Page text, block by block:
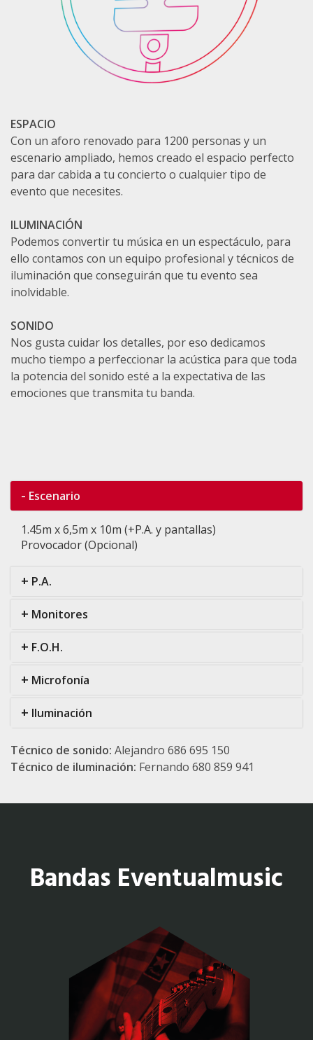
ESPACIO
Con un aforo renovado para 1200 personas y un
escenario ampliado, hemos creado el espacio perfecto
para dar cabida a tu concierto o cualquier tipo de
evento que necesites.
ILUMINACIÓN
Podemos convertir tu música en un espectáculo, para
ello contamos con un equipo profesional y técnicos de
iluminación que conseguirán que tu evento sea
inolvidable.
SONIDO
Nos gusta cuidar los detalles, por eso dedicamos
mucho tiempo a perfeccionar la acústica para que toda
la potencia del sonido esté a la expectativa de las
emociones que transmita tu banda.
- Escenario
1.45m x 6,5m x 10m (+P.A. y pantallas)
Provocador (Opcional)
+ P.A.
+ Monitores
+ F.O.H.
+ Microfonía
+ Iluminación
Técnico de sonido: Alejandro 686 695 150
Técnico de iluminación: Fernando 680 859 941
Bandas Eventualmusic